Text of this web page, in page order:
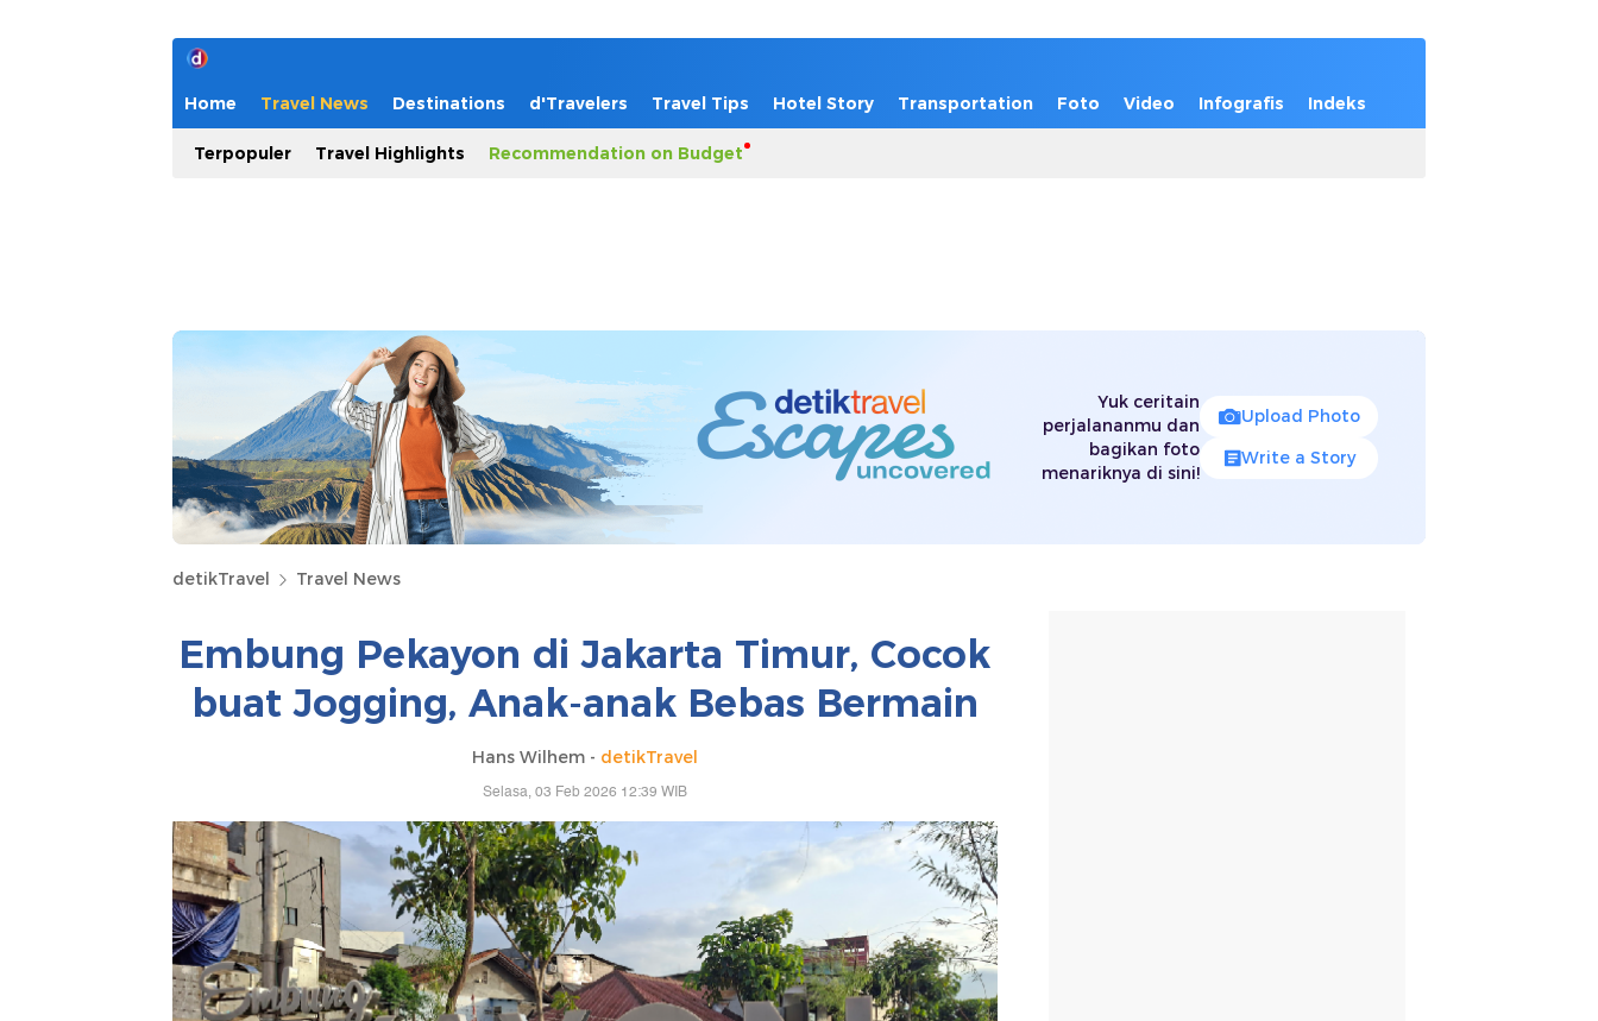
Home Travel News Destinations d'Travelers Travel Tips Hotel Story Transportation Foto Video Infografis Indeks
Terpopuler Travel Highlights Recommendation on Budget
Yuk ceritain
perjalananmu dan
bagikan foto
menariknya di sini!
Upload Photo
Write a Story
detikTravel Travel News
Embung Pekayon di Jakarta Timur, Cocok
buat Jogging, Anak-anak Bebas Bermain
Hans Wilhem - detikTravel
Selasa, 03 Feb 2026 12:39 WIB